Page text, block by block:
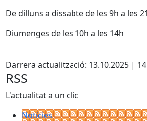
De dilluns a dissabte de les 9h a les
Diumenges de les 10h a les 14h
Darrera actualització: 13.10.2025 |
RSS
L'actualitat a un clic
Notícies